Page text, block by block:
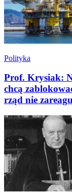
Polityka
Prof. Krysiak:
chcą
rząd nie